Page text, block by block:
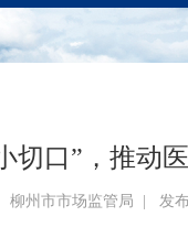
切口”，推动
柳州市市场监管局 | 发